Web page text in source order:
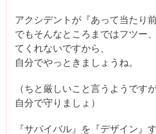
アクシデントが『あって当たり
でもそんなところまではフツー
てくれないですから、
自分でやっときましょうね。
（ちと厳しいこと言うようです
自分で守りましょ）
『サバイバル』を『デザイン』